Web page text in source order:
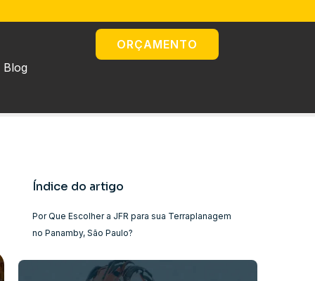
Blog
ORÇAMENTO
Índice do artigo
Por Que Escolher a JFR para sua Terraplanagem
no Panamby, São Paulo?